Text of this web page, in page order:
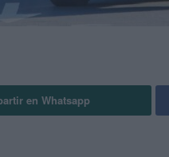
en Whatsapp